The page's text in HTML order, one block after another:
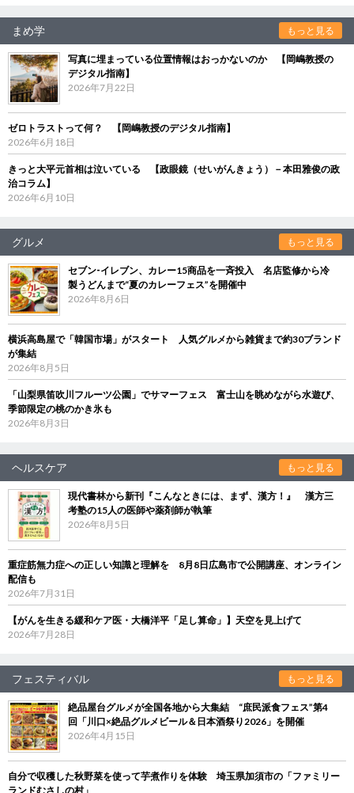
まめ学 もっと見る
写真に埋まっている位置情報はおっかないのか 【岡嶋教授の
デジタル指南】
2026年7月22日
ゼロトラストって何？ 【岡嶋教授のデジタル指南】
2026年6月18日
きっと大平元首相は泣いている 【政眼鏡（せいがんきょう）－本田雅俊の政
治コラム】
2026年6月10日
グルメ もっと見る
セブン‐イレブン、カレー15商品を一斉投入 名店監修から冷
製うどんまで“夏のカレーフェス”を開催中
2026年8月6日
横浜高島屋で「韓国市場」がスタート 人気グルメから雑貨まで約30ブランド
が集結
2026年8月5日
「山梨県笛吹川フルーツ公園」でサマーフェス 富士山を眺めながら水遊び、
季節限定の桃のかき氷も
2026年8月3日
ヘルスケア もっと見る
現代書林から新刊『こんなときには、まず、漢方！』 漢方三
考塾の15人の医師や薬剤師が執筆
2026年8月5日
重症筋無力症への正しい知識と理解を 8月8日広島市で公開講座、オンライン
配信も
2026年7月31日
【がんを生きる緩和ケア医・大橋洋平「足し算命」】天空を見上げて
2026年7月28日
フェスティバル もっと見る
絶品屋台グルメが全国各地から大集結 “庶民派食フェス”第4
回「川口×絶品グルメビール＆日本酒祭り2026」を開催
2026年4月15日
自分で収穫した秋野菜を使って芋煮作りを体験 埼玉県加須市の「ファミリー
ランドむさしの村」